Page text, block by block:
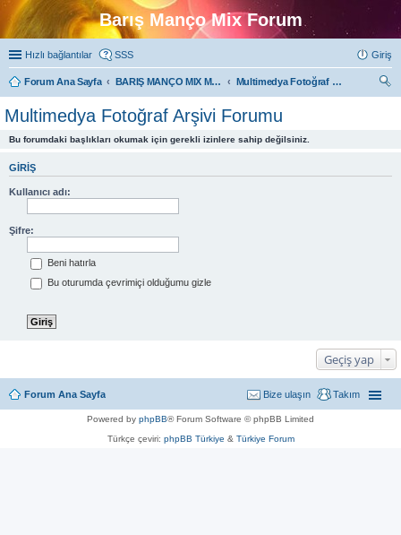
Barış Manço Mix Forum
Hızlı bağlantılar SSS Giriş
Forum Ana Sayfa BARIŞ MANÇO MIX MULTIMEDYA FORUMLARI
Multimedya Fotoğraf Arşivi Forumu
Multimedya Fotoğraf Arşivi Forumu
Bu forumdaki başlıkları okumak için gerekli izinlere sahip değilsiniz.
GIRIŞ
Kullanıcı adı:
Şifre:
Beni hatırla
Bu oturumda çevrimiçi olduğumu gizle
Geçiş yap
Forum Ana Sayfa Takım
Bize ulaşın
Powered by phpBB® Forum Software © phpBB Limited
Türkçe çeviri: phpBB Türkiye & Türkiye Forum